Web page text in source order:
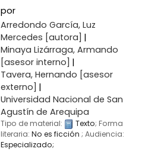
por
Arredondo García, Luz
Mercedes [autora]
Minaya Lizárraga, Armando
[asesor interno]
Tavera, Hernando [asesor
externo]
Universidad Nacional de San
Agustín de Arequipa
Tipo de material: Texto; Forma
literaria: No es ficción ; Audiencia:
Especializado;